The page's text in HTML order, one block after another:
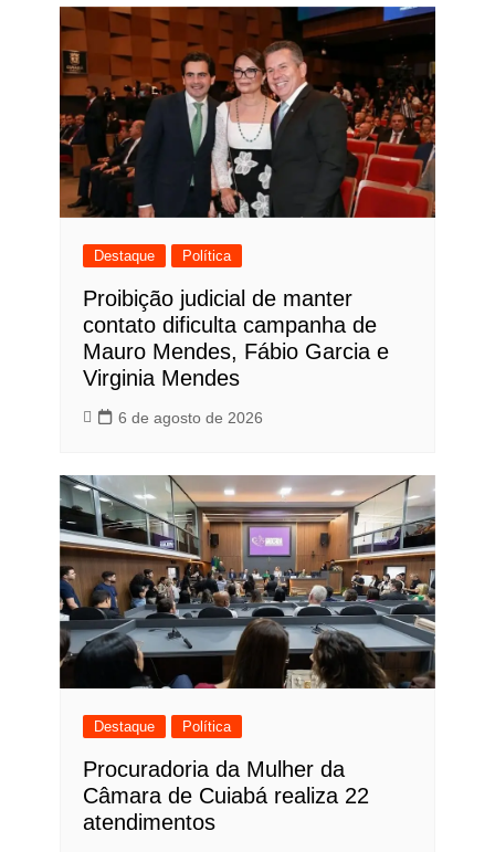
Destaque Política
Proibição judicial de manter
contato dificulta campanha de
Mauro Mendes, Fábio Garcia e
Virginia Mendes
6 de agosto de 2026
Destaque Política
Procuradoria da Mulher da
Câmara de Cuiabá realiza 22
atendimentos